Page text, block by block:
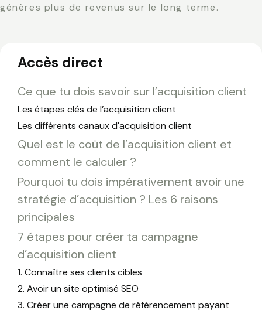
génères plus de revenus sur le long terme.
Accès direct
Ce que tu dois savoir sur l’acquisition client
Les étapes clés de l’acquisition client
Les différents canaux d'acquisition client
Quel est le coût de l’acquisition client et
comment le calculer ?
Pourquoi tu dois impérativement avoir une
stratégie d’acquisition ? Les 6 raisons
principales
7 étapes pour créer ta campagne
d’acquisition client
1. Connaître ses clients cibles
2. Avoir un site optimisé SEO
3. Créer une campagne de référencement payant